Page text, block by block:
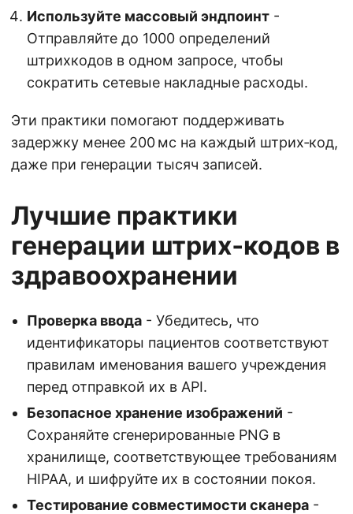
Используйте массовый эндпоинт -
Отправляйте до 1000 определений
штрихкодов в одном запросе, чтобы
сократить сетевые накладные расходы.
Эти практики помогают поддерживать
задержку менее 200 мс на каждый штрих‑код,
даже при генерации тысяч записей.
Лучшие практики
генерации штрих‑кодов в
здравоохранении
Проверка ввода - Убедитесь, что
идентификаторы пациентов соответствуют
правилам именования вашего учреждения
перед отправкой их в API.
Безопасное хранение изображений -
Сохраняйте сгенерированные PNG в
хранилище, соответствующее требованиям
HIPAA, и шифруйте их в состоянии покоя.
Тестирование совместимости сканера -